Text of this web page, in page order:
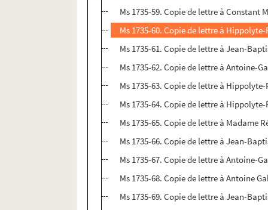
Ms 1735-59. Copie de lettre à Constant
Ms 1735-60. Copie de lettre à
Ms 1735-61. Copie de lettre à Jean-
Ms 1735-62. Copie de lettre à Antoine-
Ms 1735-63. Copie de lettre à
Ms 1735-64. Copie de lettre à
Ms 1735-65. Copie de lettre à Madame
Ms 1735-66. Copie de lettre à Jean-
Ms 1735-67. Copie de lettre à Antoine-
Ms 1735-68. Copie de lettre à Antoine
Ms 1735-69. Copie de lettre à Jean-